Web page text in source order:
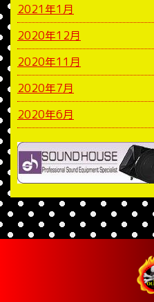
2021年1月
2020年12月
2020年11月
2020年7月
2020年6月